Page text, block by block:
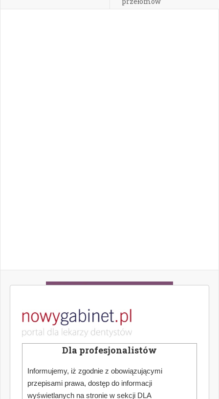
Dla profesjonalistów
Informujemy, iż zgodnie z obowiązującymi
przepisami prawa, dostęp do informacji
wyświetlanych na stronie w sekcji DLA